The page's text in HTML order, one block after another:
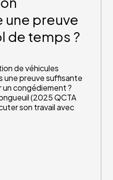
preuve
de temps ?
de véhicules
une preuve suffisante
un congédiement ?
(2025 QCTA
son travail avec